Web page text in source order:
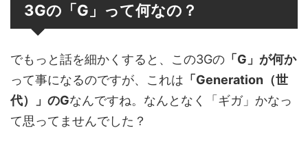
3Gの「G」って何なの？
でもっと話を細かくすると、この3Gの 「G」が何か
って事になるのですが、これは 「Generation（世
代）」のGなんですね。なんとなく「ギガ」かなっ
て思ってませんでした？